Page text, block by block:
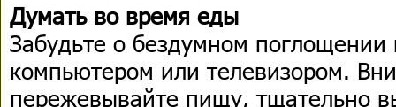
Думать во время еды
Забудьте о бездумном
компьютером или телевизором.
пережевывайте пищу, тщательно